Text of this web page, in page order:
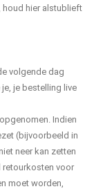
houd hier alstublieft
volgende dag
je bestelling live
Indien
(bijvoorbeeld in
neer kan zetten
retourkosten voor
moet worden,